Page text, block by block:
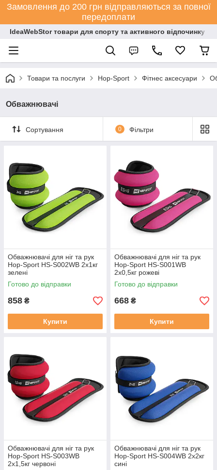
Замовлення до 200 грн відправляються за повної
передоплати
IdeaWebStor товари для спорту та активного відпочинку
Товари та послуги Hop-Sport Фітнес аксесуари
Обважнювачі
Сортування 0 Фільтри
Обважнювачі для ніг та рук
Hop-Sport HS-S002WB 2х1кг
зелені
Готово до відправки
858 ₴
Купити
Обважнювачі для ніг та рук
Hop-Sport HS-S001WB
2х0,5кг рожеві
Готово до відправки
668 ₴
Купити
Обважнювачі для ніг та рук
Hop-Sport HS-S003WB
2х1,5кг червоні
Обважнювачі для ніг та рук
Hop-Sport HS-S004WB 2х2кг
сині